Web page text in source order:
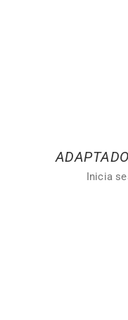
Inicia